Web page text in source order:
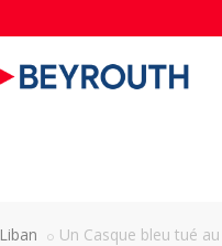
Liban Un Casque bleu tué